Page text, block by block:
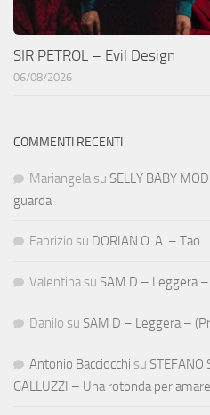
SIR PETROL – Evil Design
06/08/2026
COMMENTI RECENTI
Mariangela su SELLY BABY
guarda
Fabrizio su DORIAN O. A. – Tao
Valentina su SAM D – Leggera
Danilo su SAM D – Leggera –
Antonio Bacciocchi su STEFANO
GALLUZZI – Una rotonda per amare